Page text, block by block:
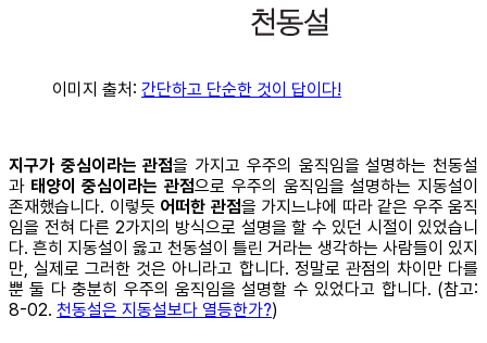
이미지 출처: 간단하고 단순한 것이 답이다!
지구가 중심이라는 관점을 가지고 우주의 움직임을 설명하는 천동설
과 태양이 중심이라는 관점으로 우주의 움직임을 설명하는 지동설이
존재했습니다. 이렇듯 어떠한 관점을 가지느냐에 따라 같은 우주 움직
임을 전혀 다른 2가지의 방식으로 설명을 할 수 있던 시절이 있었습니
다. 흔히 지동설이 옳고 천동설이 틀린 거라는 생각하는 사람들이 있지
만, 실제로 그러한 것은 아니라고 합니다. 정말로 관점의 차이만 다를
뿐 둘 다 충분히 우주의 움직임을 설명할 수 있었다고 합니다. (참고:
8-02. 천동설은 지동설보다 열등한가?)